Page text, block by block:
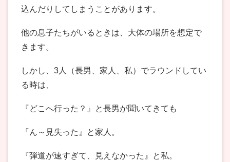
込んだりしてしまうことがあります。
他の息子たちがいるときは、大体の場所を想定で
きます。
しかし、3人（長男、家人、私）でラウンドしてい
る時は、
『どこへ行った？』と長男が聞いてきても
『ん～見失った』と家人。
『弾道が速すぎて、見えなかった』と私。